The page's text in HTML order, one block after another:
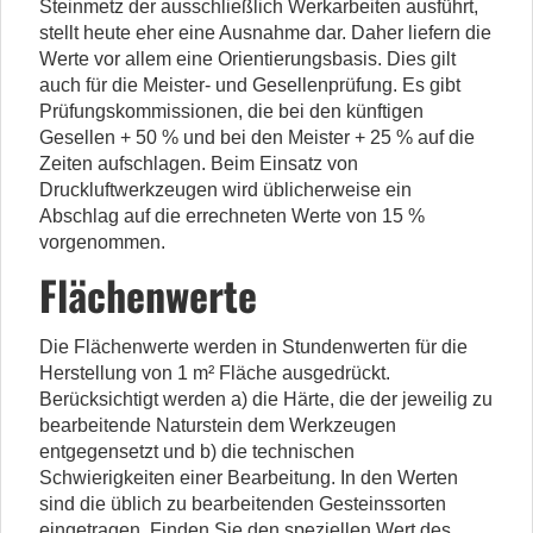
Steinmetz der ausschließlich Werkarbeiten ausführt,
stellt heute eher eine Ausnahme dar. Daher liefern die
Werte vor allem eine Orientierungsbasis. Dies gilt
auch für die Meister- und Gesellenprüfung. Es gibt
Prüfungskommissionen, die bei den künftigen
Gesellen + 50 % und bei den Meister + 25 % auf die
Zeiten aufschlagen. Beim Einsatz von
Druckluftwerkzeugen wird üblicherweise ein
Abschlag auf die errechneten Werte von 15 %
vorgenommen.
Flächenwerte
Die Flächenwerte werden in Stundenwerten für die
Herstellung von 1 m² Fläche ausgedrückt.
Berücksichtigt werden a) die Härte, die der jeweilig zu
bearbeitende Naturstein dem Werkzeugen
entgegensetzt und b) die technischen
Schwierigkeiten einer Bearbeitung. In den Werten
sind die üblich zu bearbeitenden Gesteinssorten